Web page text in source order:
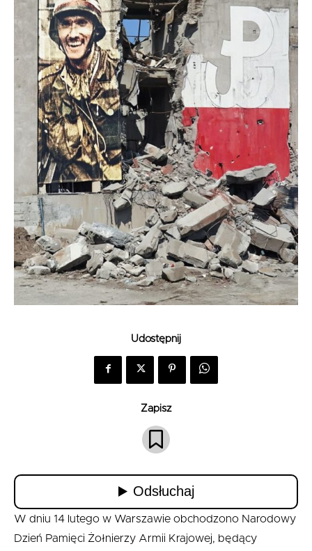
Udostępnij
Zapisz
W dniu 14 lutego w Warszawie obchodzono Narodowy
Dzień Pamięci Żołnierzy Armii Krajowej, będący